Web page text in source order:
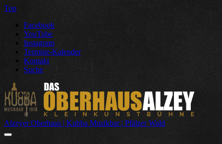
Top
Facebook
YouTube
Instagram
Termine-Kalender
Kontakt
Suche
Alzeyer Oberhaus | Kubba Musikbar | Pfälzer Wald